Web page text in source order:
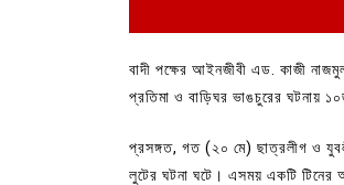
বাদী পক্ষের আইনজীবী এড. কাজী নাজমুল
প্রতিমা ও বাড়িঘর ভাঙচুরের ঘটনায়
প্রসঙ্গত, গত (২০ মে) ছাত্রলীগ ও
লুটের ঘটনা ঘটে। এসময় একটি টিনের